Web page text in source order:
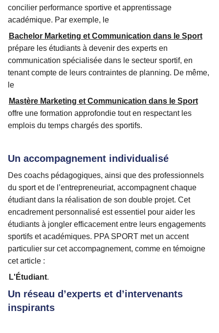
concilier performance sportive et apprentissage
académique. Par exemple, le
Bachelor Marketing et Communication dans le Sport
prépare les étudiants à devenir des experts en
communication spécialisée dans le secteur sportif, en
tenant compte de leurs contraintes de planning. De même,
le
Mastère Marketing et Communication dans le Sport
offre une formation approfondie tout en respectant les
emplois du temps chargés des sportifs.
Un accompagnement individualisé
Des coachs pédagogiques, ainsi que des professionnels
du sport et de l’entrepreneuriat, accompagnent chaque
étudiant dans la réalisation de son double projet. Cet
encadrement personnalisé est essentiel pour aider les
étudiants à jongler efficacement entre leurs engagements
sportifs et académiques. PPA SPORT met un accent
particulier sur cet accompagnement, comme en témoigne
cet article :
L'Étudiant.
Un réseau d’experts et d’intervenants
inspirants